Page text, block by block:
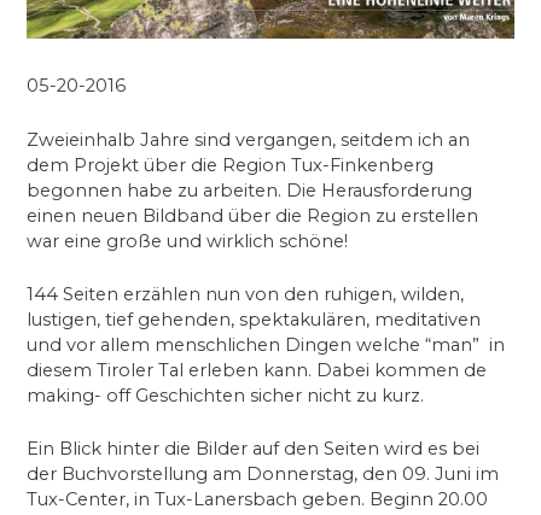
05-20-2016
Zweieinhalb Jahre sind vergangen, seitdem ich an
dem Projekt über die Region Tux-Finkenberg
begonnen habe zu arbeiten. Die Herausforderung
einen neuen Bildband über die Region zu erstellen
war eine große und wirklich schöne!
144 Seiten erzählen nun von den ruhigen, wilden,
lustigen, tief gehenden, spektakulären, meditativen
und vor allem menschlichen Dingen welche “man” in
diesem Tiroler Tal erleben kann. Dabei kommen de
making- off Geschichten sicher nicht zu kurz.
Ein Blick hinter die Bilder auf den Seiten wird es bei
der Buchvorstellung am Donnerstag, den 09. Juni im
Tux-Center, in Tux-Lanersbach geben. Beginn 20.00